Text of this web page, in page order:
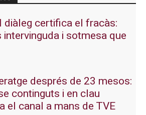
diàleg certifica el fracàs:
intervinguda i sotmesa que
després de 23 mesos:
continguts i en clau
el canal a mans de TVE